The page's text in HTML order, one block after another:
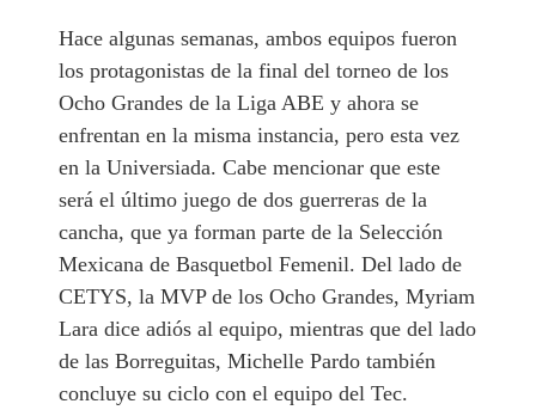
Hace algunas semanas, ambos equipos fueron
los protagonistas de la final del torneo de los
Ocho Grandes de la Liga ABE y ahora se
enfrentan en la misma instancia, pero esta vez
en la Universiada. Cabe mencionar que este
será el último juego de dos guerreras de la
cancha, que ya forman parte de la Selección
Mexicana de Basquetbol Femenil. Del lado de
CETYS, la MVP de los Ocho Grandes, Myriam
Lara dice adiós al equipo, mientras que del lado
de las Borreguitas, Michelle Pardo también
concluye su ciclo con el equipo del Tec.